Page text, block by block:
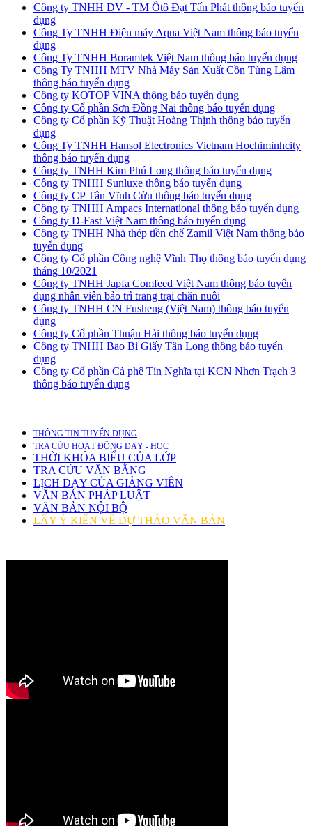
Công ty TNHH DV - TM Ôtô Đạt Tấn Phát thông báo tuyển
dụng
Công Ty TNHH Điện máy Aqua Việt Nam thông báo tuyển
dụng
Công Ty TNHH Boramtek Việt Nam thông báo tuyển dụng
Công Ty TNHH MTV Nhà Máy Sản Xuất Cồn Tùng Lâm
thông báo tuyển dụng
Công ty KOTOP VINA thông báo tuyển dụng
Công ty Cổ phần Sơn Đồng Nai thông báo tuyển dụng
Công ty Cổ phần Kỹ Thuật Hoàng Thịnh thông báo tuyển
dụng
Công Ty TNHH Hansol Electronics Vietnam Hochiminhcity
thông báo tuyển dụng
Công ty TNHH Kim Phú Long thông báo tuyển dụng
Công ty TNHH Sunluxe thông báo tuyển dụng
Công ty CP Tân Vĩnh Cửu thông báo tuyển dụng
Công ty TNHH Ampacs International thông báo tuyển dụng
Công ty D-Fast Việt Nam thông báo tuyển dụng
Công ty TNHH Nhà thép tiền chế Zamil Việt Nam thông báo
tuyển dụng
Công ty Cổ phần Công nghệ Vĩnh Thọ thông báo tuyển dụng
tháng 10/2021
Công ty TNHH Japfa Comfeed Việt Nam thông báo tuyển
dụng nhân viên bảo trì trang trại chăn nuôi
Công ty TNHH CN Fusheng (Việt Nam) thông báo tuyển
dụng
Công ty Cổ phần Thuận Hải thông báo tuyển dụng
Công ty TNHH Bao Bì Giấy Tân Long thông báo tuyển
dụng
Công ty Cổ phần Cà phê Tín Nghĩa tại KCN Nhơn Trạch 3
thông báo tuyển dụng
THÔNG TIN TUYỂN DỤNG
TRA CỨU HOẠT ĐỘNG DẠY - HỌC
THỜI KHÓA BIỂU CỦA LỚP
TRA CỨU VĂN BẰNG
LỊCH DẠY CỦA GIẢNG VIÊN
VĂN BẢN PHÁP LUẬT
VĂN BẢN NỘI BỘ
LẤY Ý KIẾN VỀ DỰ THẢO VĂN BẢN